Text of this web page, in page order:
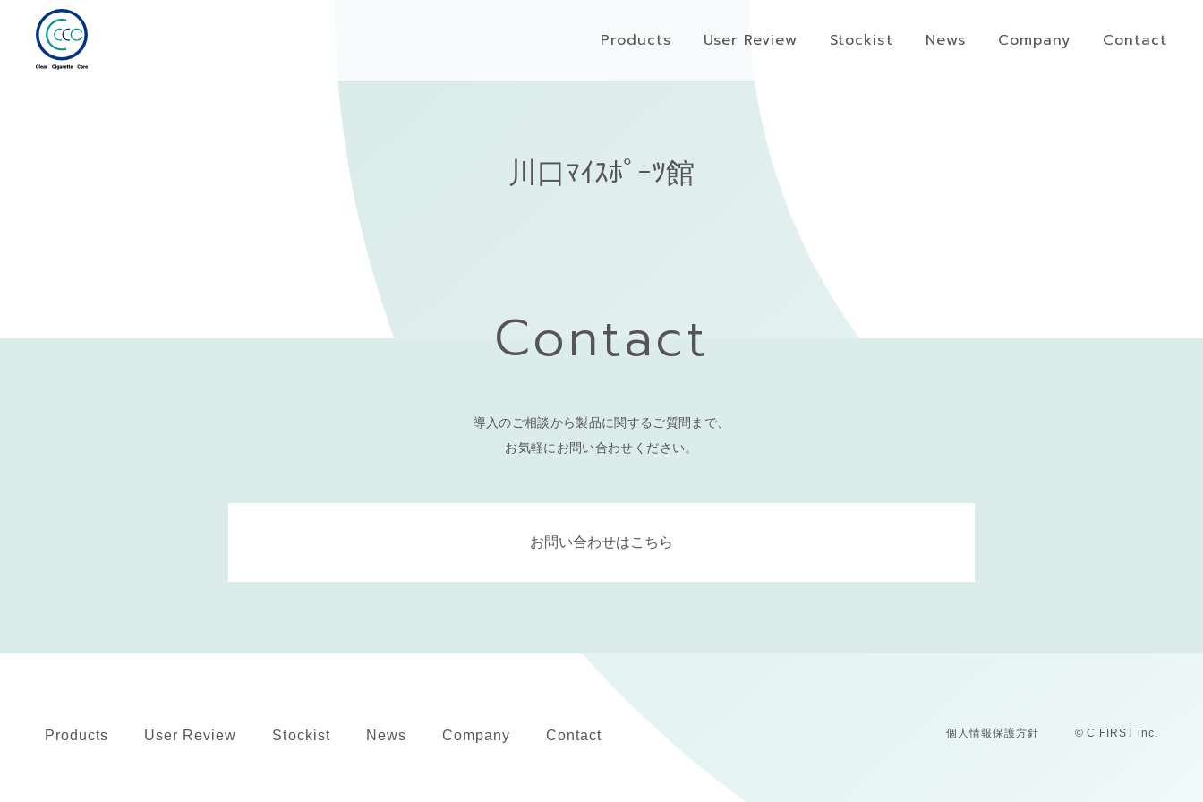
Products User Review Stockist News Company Contact
川口ﾏｲｽﾎﾟｰﾂ館
Contact
導入のご相談から製品に関するご質問まで、
お気軽にお問い合わせください。
お問い合わせはこちら
Products User Review Stockist News Company Contact 個人情報保護方針 © C FIRST inc.